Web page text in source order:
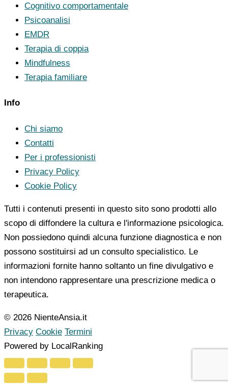
Cognitivo comportamentale
Psicoanalisi
EMDR
Terapia di coppia
Mindfulness
Terapia familiare
Info
Chi siamo
Contatti
Per i professionisti
Privacy Policy
Cookie Policy
Tutti i contenuti presenti in questo sito sono prodotti allo
scopo di diffondere la cultura e l'informazione psicologica.
Non possiedono quindi alcuna funzione diagnostica e non
possono sostituirsi ad un consulto specialistico. Le
informazioni fornite hanno soltanto un fine divulgativo e
non intendono rappresentare una prescrizione medica o
terapeutica.
© 2026 NienteAnsia.it
Privacy Cookie Termini
Powered by LocalRanking